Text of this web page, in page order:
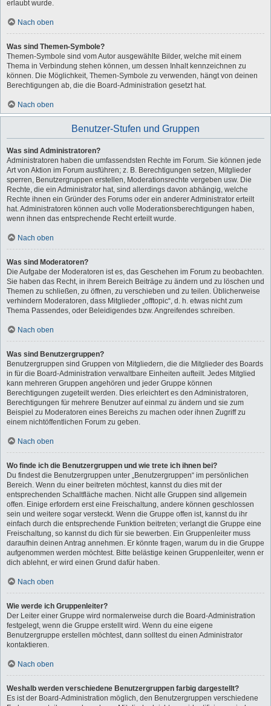
erlaubt wurde.
Nach oben
Was sind Themen-Symbole?
Themen-Symbole sind vom Autor ausgewählte Bilder, welche mit einem
Thema in Verbindung stehen können, um dessen Inhalt kennzeichnen zu
können. Die Möglichkeit, Themen-Symbole zu verwenden, hängt von deinen
Berechtigungen ab, die die Board-Administration gesetzt hat.
Nach oben
Benutzer-Stufen und Gruppen
Was sind Administratoren?
Administratoren haben die umfassendsten Rechte im Forum. Sie können jede
Art von Aktion im Forum ausführen; z. B. Berechtigungen setzen, Mitglieder
sperren, Benutzergruppen erstellen, Moderationsrechte vergeben usw. Die
Rechte, die ein Administrator hat, sind allerdings davon abhängig, welche
Rechte ihnen ein Gründer des Forums oder ein anderer Administrator erteilt
hat. Administratoren können auch volle Moderationsberechtigungen haben,
wenn ihnen das entsprechende Recht erteilt wurde.
Nach oben
Was sind Moderatoren?
Die Aufgabe der Moderatoren ist es, das Geschehen im Forum zu beobachten.
Sie haben das Recht, in ihrem Bereich Beiträge zu ändern und zu löschen und
Themen zu schließen, zu öffnen, zu verschieben und zu teilen. Üblicherweise
verhindern Moderatoren, dass Mitglieder „offtopic“, d. h. etwas nicht zum
Thema Passendes, oder Beleidigendes bzw. Angreifendes schreiben.
Nach oben
Was sind Benutzergruppen?
Benutzergruppen sind Gruppen von Mitgliedern, die die Mitglieder des Boards
in für die Board-Administration verwaltbare Einheiten aufteilt. Jedes Mitglied
kann mehreren Gruppen angehören und jeder Gruppe können
Berechtigungen zugeteilt werden. Dies erleichtert es den Administratoren,
Berechtigungen für mehrere Benutzer auf einmal zu ändern und sie zum
Beispiel zu Moderatoren eines Bereichs zu machen oder ihnen Zugriff zu
einem nichtöffentlichen Forum zu geben.
Nach oben
Wo finde ich die Benutzergruppen und wie trete ich ihnen bei?
Du findest die Benutzergruppen unter „Benutzergruppen“ im persönlichen
Bereich. Wenn du einer beitreten möchtest, kannst du dies mit der
entsprechenden Schaltfläche machen. Nicht alle Gruppen sind allgemein
offen. Einige erfordern erst eine Freischaltung, andere können geschlossen
sein und weitere sogar versteckt. Wenn die Gruppe offen ist, kannst du ihr
einfach durch die entsprechende Funktion beitreten; verlangt die Gruppe eine
Freischaltung, so kannst du dich für sie bewerben. Ein Gruppenleiter muss
daraufhin deinen Antrag annehmen. Er könnte fragen, warum du in die Gruppe
aufgenommen werden möchtest. Bitte belästige keinen Gruppenleiter, wenn er
dich ablehnt, er wird einen Grund dafür haben.
Nach oben
Wie werde ich Gruppenleiter?
Der Leiter einer Gruppe wird normalerweise durch die Board-Administration
festgelegt, wenn die Gruppe erstellt wird. Wenn du eine eigene
Benutzergruppe erstellen möchtest, dann solltest du einen Administrator
kontaktieren.
Nach oben
Weshalb werden verschiedene Benutzergruppen farbig dargestellt?
Es ist der Board-Administration möglich, den Benutzergruppen verschiedene